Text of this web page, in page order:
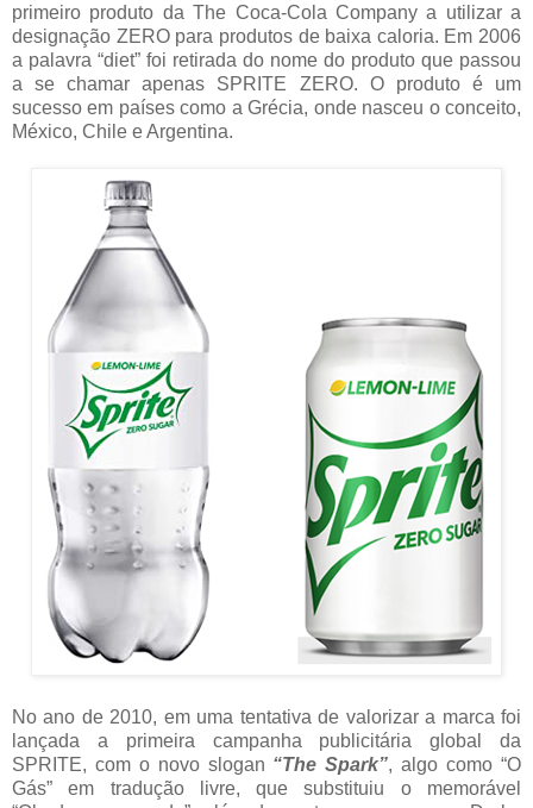
primeiro produto da The Coca-Cola Company a utilizar a
designação ZERO para produtos de baixa caloria. Em 2006
a palavra “diet” foi retirada do nome do produto que passou
a se chamar apenas SPRITE ZERO. O produto é um
sucesso em países como a Grécia, onde nasceu o conceito,
México, Chile e Argentina.
No ano de 2010, em uma tentativa de valorizar a marca foi
lançada a primeira campanha publicitária global da
SPRITE, com o novo slogan “The Spark”, algo como “O
Gás” em tradução livre, que substituiu o memorável